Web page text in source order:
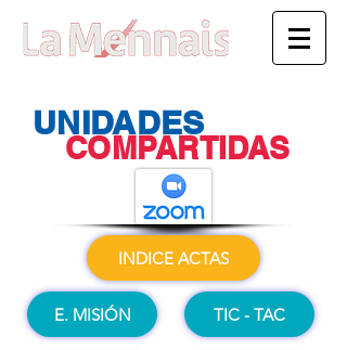
COMPARTIDAS
UNIDADES
INDICE ACTAS
E. MISIÓN TIC - TAC